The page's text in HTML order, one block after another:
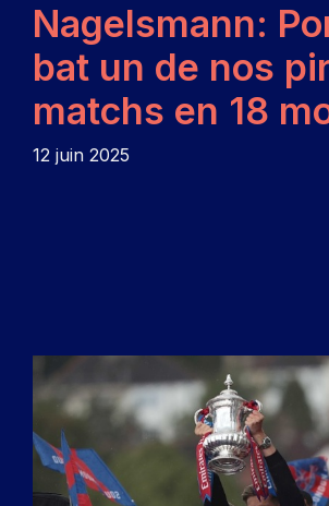
Nagelsmann:
bat un de nos
matchs en 18
12 juin 2025